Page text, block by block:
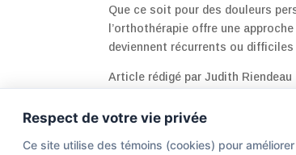
Que ce soit pour des douleurs
l’orthothérapie offre une
deviennent récurrents ou difficiles
Article rédigé par Judith Riendeau
Respect de votre vie privée
Ce site utilise des témoins (cookies) pour